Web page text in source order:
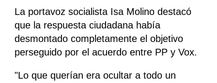
La portavoz socialista Isa Molino destacó
que la respuesta ciudadana había
desmontado completamente el objetivo
perseguido por el acuerdo entre PP y Vox.
"Lo que querían era ocultar a todo un